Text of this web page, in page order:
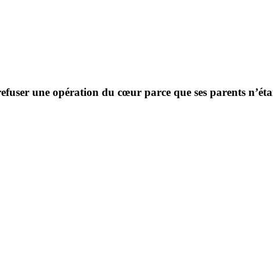
une opération du cœur parce que ses parents